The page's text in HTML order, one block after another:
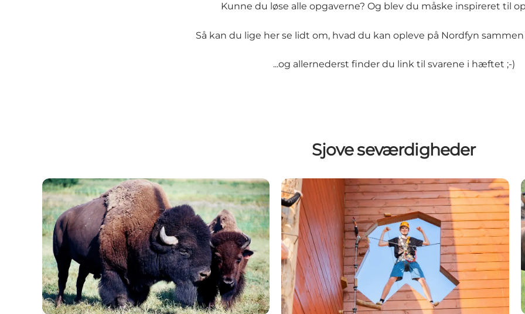
Kunne du løse alle opgaverne? Og blev du måske inspireret til
Så kan du lige her se lidt om, hvad du kan opleve på Nordfyn
...og allernederst finder du link til svarene i hæftet ;-)
Sjove seværdigheder
Ditlevsdal Bison Farm Fyns Sommerland